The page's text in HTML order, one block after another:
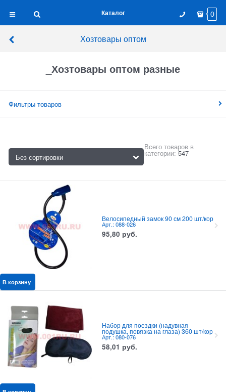
Каталог 0
Хозтовары оптом
_Хозтовары оптом разные
Фильтры товаров
Всего товаров в
категории: 547
Велосипедный замок 90 см 200 шт/кор
Арт.: 088-026
95,80 руб.
В корзину
Набор для поездки (надувная
подушка, повязка на глаза) 360 шт/кор
Арт.: 080-076
58,01 руб.